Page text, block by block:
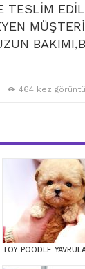
TESLİM
464 kez
TOY POODLE